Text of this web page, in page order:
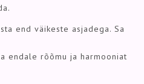
end väikeste asjadega. Sa
endale rõõmu ja harmooniat